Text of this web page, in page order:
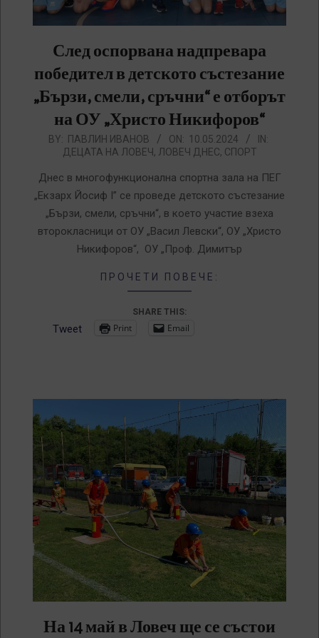
След оспорвана надпревара
победител в детското състезание
„Бързи, смели, сръчни“ е отборът
на ОУ „Христо Никифоров“
2024-
10
BY: ПАВЛИН ИВАНОВ ON: 10.05.2024
IN:
ДЕЦАТА НА ЛОВЕЧ, ЛОВЕЧ ДНЕС, СПОРТ
Днес в многофункционална спортна зала на ПЕГ
„Екзарх Йосиф I” се проведе детското състезание
„Бързи, смели, сръчни“, в което участие взеха
второкласници от ОУ „Васил Левски“, ОУ „Христо
Никифоров“, ОУ „Проф. Димитър
ПРОЧЕТИ ПОВЕЧЕ:
SHARE THIS:
Tweet Print Email
На 14 май в Ловеч ще се състои